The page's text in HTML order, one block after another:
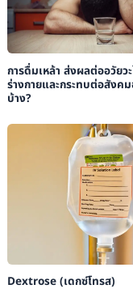
การดื่มเหล้า ส่งผลต่ออวัยว
ร่างกายและกระทบต่อสังคม
บ้าง?
Dextrose (เดกซ์โทรส)